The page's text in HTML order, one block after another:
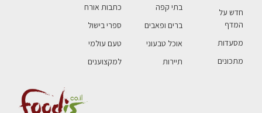
חדש על
המדף
מסעדות
מתכונים
בתי קפה
ברים ופאבים
אוכל טבעוני
תיירות
כתבות אורח
ספרי בישול
טעם עולמי
למקצוענים